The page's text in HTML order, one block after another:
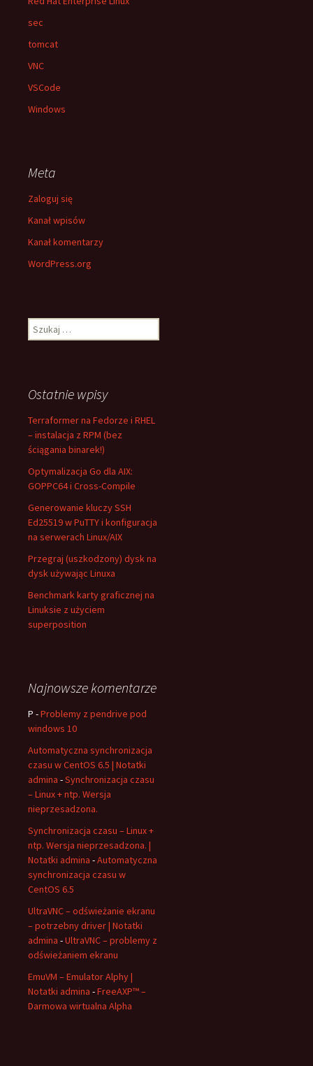
sec
tomcat
VNC
VSCode
Windows
Meta
Zaloguj się
Kanał wpisów
Kanał komentarzy
WordPress.org
Szukaj:
Ostatnie wpisy
Terraformer na Fedorze i RHEL
– instalacja z RPM (bez
ściągania binarek!)
Optymalizacja Go dla AIX:
GOPPC64 i Cross-Compile
Generowanie kluczy SSH
Ed25519 w PuTTY i konfiguracja
na serwerach Linux/AIX
Przegraj (uszkodzony) dysk na
dysk używając Linuxa
Benchmark karty graficznej na
Linuksie z użyciem
superposition
Najnowsze komentarze
P -Problemy z pendrive pod
windows 10
Automatyczna synchronizacja
czasu w CentOS 6.5 | Notatki
admina -Synchronizacja czasu
– Linux + ntp. Wersja
nieprzesadzona.
Synchronizacja czasu – Linux +
ntp. Wersja nieprzesadzona. |
Notatki admina -Automatyczna
synchronizacja czasu w
CentOS 6.5
UltraVNC – odświeżanie ekranu
– potrzebny driver | Notatki
admina -UltraVNC – problemy z
odświeżaniem ekranu
EmuVM – Emulator Alphy |
Notatki admina -FreeAXP™ –
Darmowa wirtualna Alpha